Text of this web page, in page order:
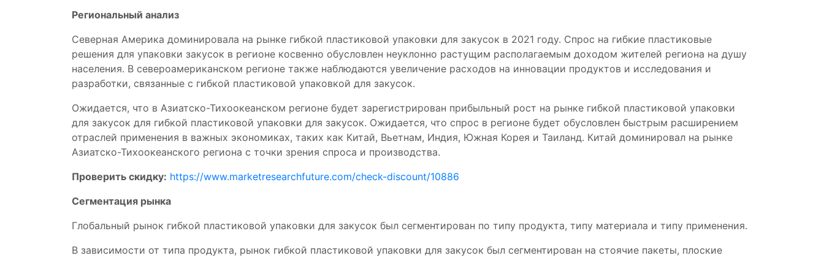
Региональный анализ
Северная Америка доминировала на рынке гибкой пластиковой упаковки для закусок в 2021 году. Спрос на гибкие пластиковые
решения для упаковки закусок в регионе косвенно обусловлен неуклонно растущим располагаемым доходом жителей региона на душу
населения. В североамериканском регионе также наблюдаются увеличение расходов на инновации продуктов и исследования и
разработки, связанные с гибкой пластиковой упаковкой для закусок.
Ожидается, что в Азиатско-Тихоокеанском регионе будет зарегистрирован прибыльный рост на рынке гибкой пластиковой упаковки
для закусок для гибкой пластиковой упаковки для закусок. Ожидается, что спрос в регионе будет обусловлен быстрым расширением
отраслей применения в важных экономиках, таких как Китай, Вьетнам, Индия, Южная Корея и Таиланд. Китай доминировал на рынке
Азиатско-Тихоокеанского региона с точки зрения спроса и производства.
Проверить скидку: https://www.marketresearchfuture.com/check-discount/10886
Сегментация рынка
Глобальный рынок гибкой пластиковой упаковки для закусок был сегментирован по типу продукта, типу материала и типу применения.
В зависимости от типа продукта, рынок гибкой пластиковой упаковки для закусок был сегментирован на стоячие пакеты, плоские